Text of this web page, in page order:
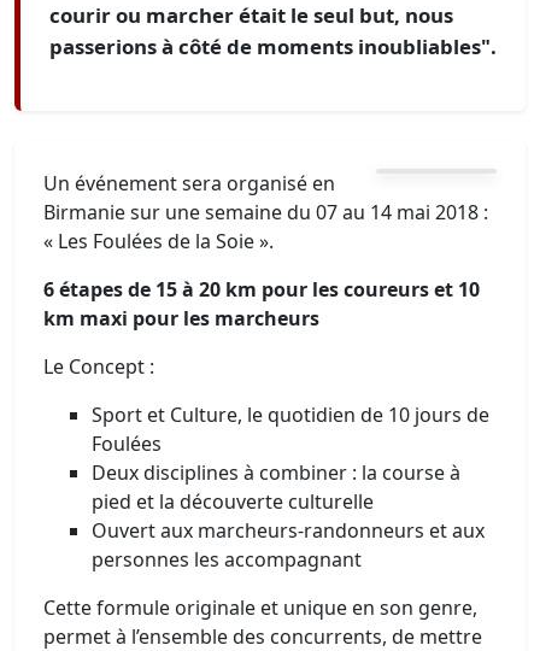
courir ou marcher était le seul but, nous
passerions à côté de moments inoubliables".
Un événement sera organisé en
Birmanie sur une semaine du 07 au 14 mai 2018 :
« Les Foulées de la Soie ».
6 étapes de 15 à 20 km pour les coureurs et 10
km maxi pour les marcheurs
Le Concept :
Sport et Culture, le quotidien de 10 jours de
Foulées
Deux disciplines à combiner : la course à
pied et la découverte culturelle
Ouvert aux marcheurs-randonneurs et aux
personnes les accompagnant
Cette formule originale et unique en son genre,
permet à l’ensemble des concurrents, de mettre